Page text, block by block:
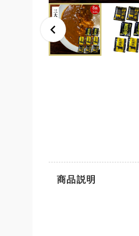
商品説明